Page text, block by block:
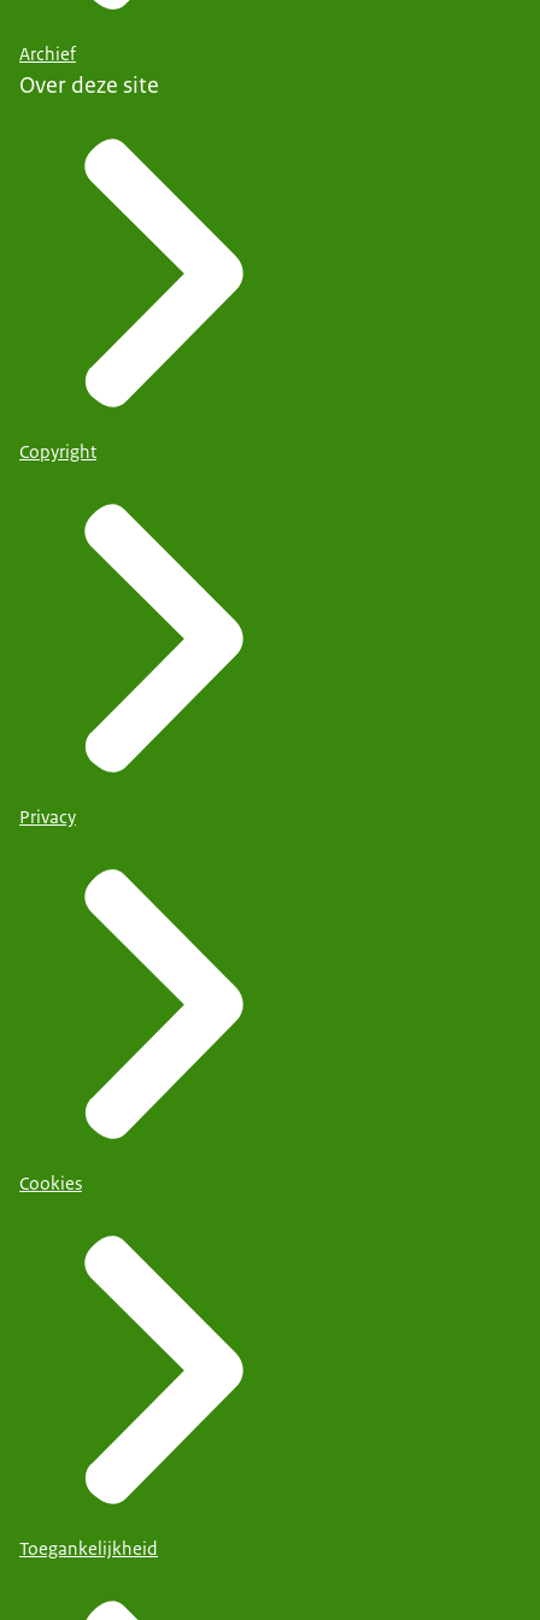
Archief
Over deze site
Copyright
Privacy
Cookies
Toegankelijkheid